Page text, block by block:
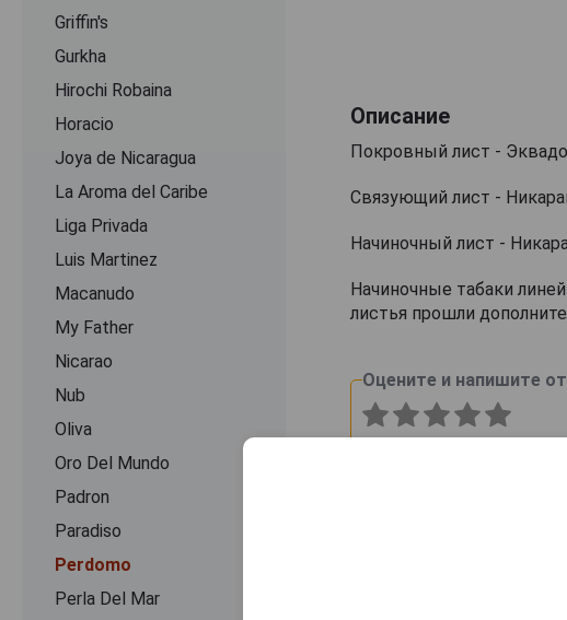
Griffin's
Gurkha
Hirochi Robaina
Horacio
Joya de Nicaragua
La Aroma del Caribe
Liga Privada
Luis Martinez
Macanudo
My Father
Nicarao
Nub
Oliva
Oro Del Mundo
Padron
Paradiso
Perdomo
Perla Del Mar
Описание
Покровный лист -
Связующий лист -
Начиночный лист -
Начиночные табаки
листья прошли
Оцените и напишите